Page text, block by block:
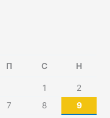
П С Н
1
2
7 8
9